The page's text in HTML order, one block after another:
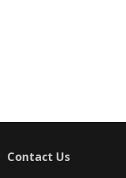
Contact Us